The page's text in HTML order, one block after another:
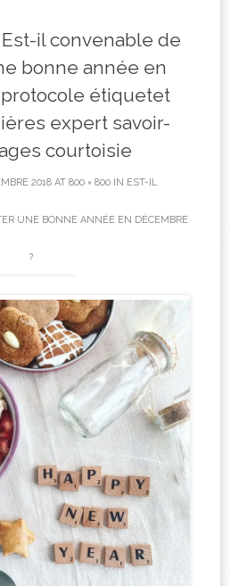
il convenable de
bonne année en
étiquetet
expert savoir-
courtoisie
2018AT 800 × 800IN EST-IL
UNE BONNE ANNÉE EN DÉCEMBRE
?